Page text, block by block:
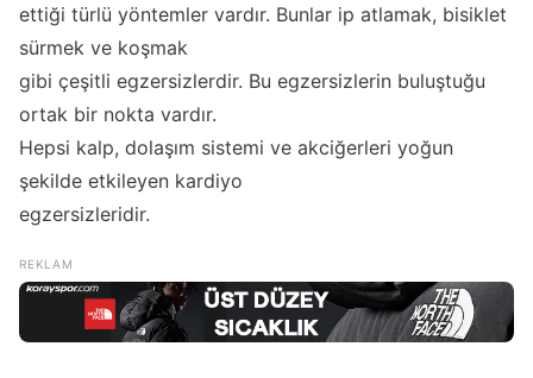
ettiği türlü yöntemler vardır. Bunlar ip atlamak, bisiklet
sürmek ve koşmak
gibi çeşitli egzersizlerdir. Bu egzersizlerin buluştuğu
ortak bir nokta vardır.
Hepsi kalp, dolaşım sistemi ve akciğerleri yoğun
şekilde etkileyen kardiyo
egzersizleridir.